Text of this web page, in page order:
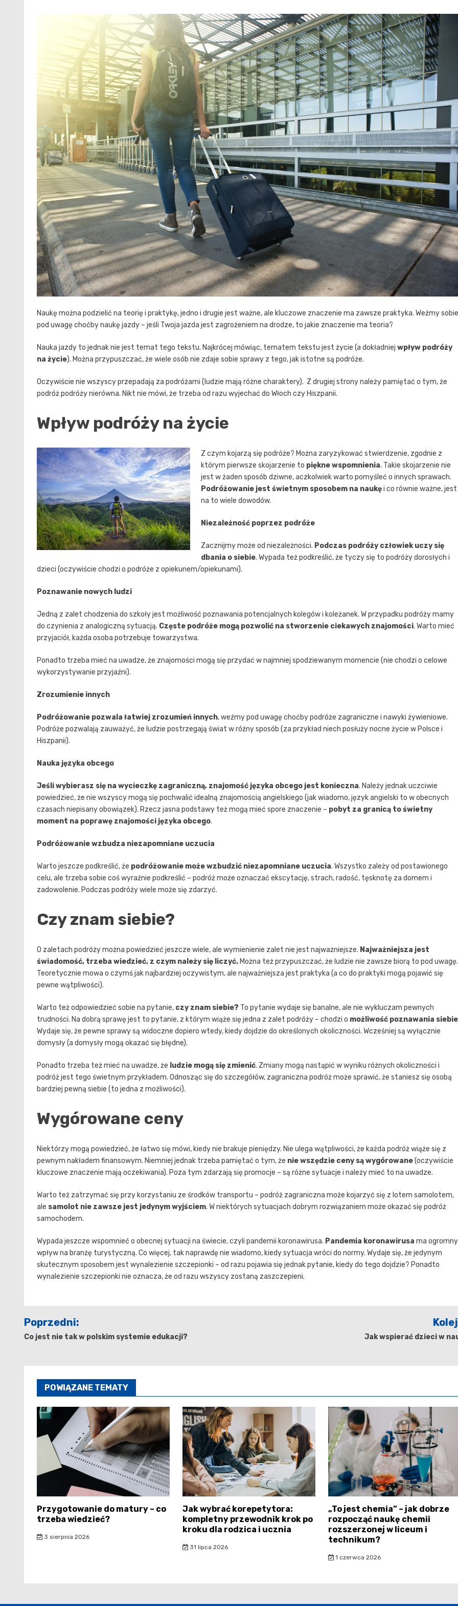
Naukę można podzielić na teorię i praktykę, jedno i drugie jest ważne, ale kluczowe znaczenie ma zawsze praktyka. Weźmy sobie
pod uwagę choćby naukę jazdy – jeśli Twoja jazda jest zagrożeniem na drodze, to jakie znaczenie ma teoria?
Nauka jazdy to jednak nie jest temat tego tekstu. Najkrócej mówiąc, tematem tekstu jest życie (a dokładniej wpływ podróży
na życie). Można przypuszczać, że wiele osób nie zdaje sobie sprawy z tego, jak istotne są podróże.
Oczywiście nie wszyscy przepadają za podróżami (ludzie mają różne charaktery). Z drugiej strony należy pamiętać o tym, że
podróż podróży nierówna. Nikt nie mówi, że trzeba od razu wyjechać do Włoch czy Hiszpanii.
Wpływ podróży na życie
Z czym kojarzą się podróże? Można zaryzykować stwierdzenie, zgodnie z
którym pierwsze skojarzenie to piękne wspomnienia. Takie skojarzenie nie
jest w żaden sposób dziwne, aczkolwiek warto pomyśleć o innych sprawach.
Podróżowanie jest świetnym sposobem na naukęi co równie ważne, jest
na to wiele dowodów.
Niezależność poprzez podróże
Zacznijmy może od niezależności. Podczas podróży człowiek uczy się
dbania o siebie. Wypada też podkreślić, że tyczy się to podróży dorosłych i
dzieci (oczywiście chodzi o podróże z opiekunem/opiekunami).
Poznawanie nowych ludzi
Jedną z zalet chodzenia do szkoły jest możliwość poznawania potencjalnych kolegów i koleżanek. W przypadku podróży mamy
do czynienia z analogiczną sytuacją. Częste podróże mogą pozwolić na stworzenie ciekawych znajomości. Warto mieć
przyjaciół, każda osoba potrzebuje towarzystwa.
Ponadto trzeba mieć na uwadze, że znajomości mogą się przydać w najmniej spodziewanym momencie (nie chodzi o celowe
wykorzystywanie przyjaźni).
Zrozumienie innych
Podróżowanie pozwala łatwiej zrozumień innych, weźmy pod uwagę choćby podróże zagraniczne i nawyki żywieniowe.
Podróże pozwalają zauważyć, że ludzie postrzegają świat w różny sposób (za przykład niech posłuży nocne życie w Polsce i
Hiszpanii).
Nauka języka obcego
Jeśli wybierasz się na wycieczkę zagraniczną, znajomość języka obcego jest konieczna. Należy jednak uczciwie
powiedzieć, że nie wszyscy mogą się pochwalić idealną znajomością angielskiego (jak wiadomo, język angielski to w obecnych
czasach niepisany obowiązek). Rzecz jasna podstawy też mogą mieć spore znaczenie – pobyt za granicą to świetny
moment na poprawę znajomości języka obcego.
Podróżowanie wzbudza niezapomniane uczucia
Warto jeszcze podkreślić, że podróżowanie może wzbudzić niezapomniane uczucia. Wszystko zależy od postawionego
celu, ale trzeba sobie coś wyraźnie podkreślić – podróż może oznaczać ekscytację, strach, radość, tęsknotę za domem i
zadowolenie. Podczas podróży wiele może się zdarzyć.
Czy znam siebie?
O zaletach podróży można powiedzieć jeszcze wiele, ale wymienienie zalet nie jest najważniejsze. Najważniejsza jest
świadomość, trzeba wiedzieć, z czym należy się liczyć. Można też przypuszczać, że ludzie nie zawsze biorą to pod uwagę.
Teoretycznie mowa o czymś jak najbardziej oczywistym, ale najważniejsza jest praktyka (a co do praktyki mogą pojawić się
pewne wątpliwości).
Warto też odpowiedzieć sobie na pytanie, czy znam siebie? To pytanie wydaje się banalne, ale nie wykluczam pewnych
trudności. Na dobrą sprawę jest to pytanie, z którym wiąże się jedna z zalet podróży – chodzi o możliwość poznawania
Wydaje się, że pewne sprawy są widoczne dopiero wtedy, kiedy dojdzie do określonych okoliczności. Wcześniej są wyłącznie
domysły (a domysły mogą okazać się błędne).
Ponadto trzeba też mieć na uwadze, że ludzie mogą się zmienić. Zmiany mogą nastąpić w wyniku różnych okoliczności i
podróż jest tego świetnym przykładem. Odnosząc się do szczegółów, zagraniczna podróż może sprawić, że staniesz się osobą
bardziej pewną siebie (to jedna z możliwości).
Wygórowane ceny
Niektórzy mogą powiedzieć, że łatwo się mówi, kiedy nie brakuje pieniędzy. Nie ulega wątpliwości, że każda podróż wiąże się z
pewnym nakładem finansowym. Niemniej jednak trzeba pamiętać o tym, że nie wszędzie ceny są wygórowane(oczywiście
kluczowe znaczenie mają oczekiwania). Poza tym zdarzają się promocje – są różne sytuacje i należy mieć to na uwadze.
Warto też zatrzymać się przy korzystaniu ze środków transportu – podróż zagraniczna może kojarzyć się z lotem samolotem,
ale samolot nie zawsze jest jedynym wyjściem. W niektórych sytuacjach dobrym rozwiązaniem może okazać się podróż
samochodem.
Wypada jeszcze wspomnieć o obecnej sytuacji na świecie, czyli pandemii koronawirusa. Pandemia koronawirusa ma ogromny
wpływ na branżę turystyczną. Co więcej, tak naprawdę nie wiadomo, kiedy sytuacja wróci do normy. Wydaje się, że jedynym
skutecznym sposobem jest wynalezienie szczepionki – od razu pojawia się jednak pytanie, kiedy do tego dojdzie? Ponadto
wynalezienie szczepionki nie oznacza, że od razu wszyscy zostaną zaszczepieni.
Nawigacja
wpisu
Poprzedni:
Co jest nie tak w polskim systemie edukacji? Jak wspierać dzieci w
POWIĄZANE TEMATY
Przygotowanie do matury – co
trzeba wiedzieć?
3 sierpnia 2026
Jak wybrać korepetytora:
kompletny przewodnik krok po
kroku dla rodzica i ucznia
31 lipca 2026
„To jest chemia” – jak dobrze
rozpocząć naukę chemii
rozszerzonej w liceum i
technikum?
1 czerwca 2026